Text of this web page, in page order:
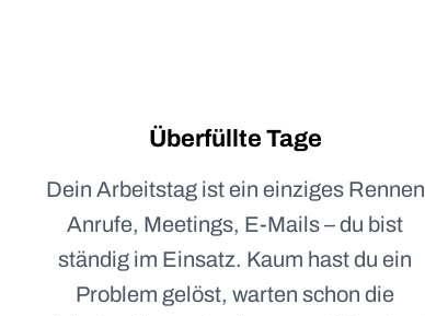
Überfüllte Tage
Dein Arbeitstag ist ein einziges Rennen
Anrufe, Meetings, E-Mails – du bist
ständig im Einsatz. Kaum hast du ein
Problem gelöst, warten schon die